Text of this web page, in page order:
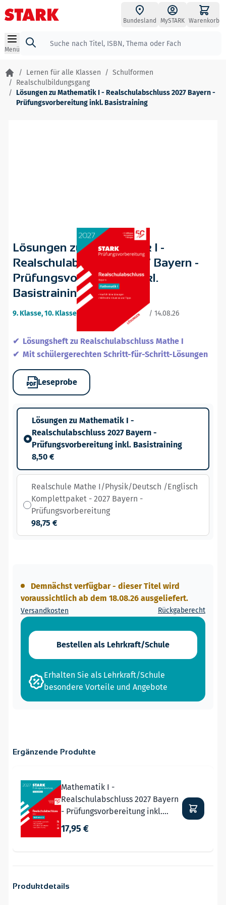
Zum Inhalt springen
Bundesland MySTARK Warenkorb
Menü
Suche
/ Lernen für alle Klassen / Schulformen
/ Realschulbildungsgang
/ Lösungen zu Mathematik I - Realschulabschluss 2027 Bayern -
Prüfungsvorbereitung inkl. Basistraining
Lösungen zu Mathematik I -
Realschulabschluss 2027 Bayern -
Prüfungsvorbereitung inkl.
Basistraining
9. Klasse, 10. Klasse• 16. ergänzte Auflage / 14.08.26
Lösungsheft zu Realschulabschluss Mathe I
Mit schülergerechten Schritt-für-Schritt-Lösungen
Leseprobe
Lösungen zu Mathematik I -
Realschulabschluss 2027 Bayern -
Prüfungsvorbereitung inkl. Basistraining
8,50 €
Realschule Mathe I/Physik/Deutsch /Englisch
Komplettpaket - 2027 Bayern -
Prüfungsvorbereitung
98,75 €
Demnächst verfügbar - dieser Titel wird
voraussichtlich ab dem 18.08.26 ausgeliefert.
Versandkosten Rückgaberecht
Bestellen als Lehrkraft/Schule
Erhalten Sie als Lehrkraft/Schule
besondere Vorteile und Angebote
Ergänzende Produkte
Mathematik I -
Realschulabschluss 2027 Bayern
- Prüfungsvorbereitung inkl.
Basistraining
17,95 €
Produktdetails